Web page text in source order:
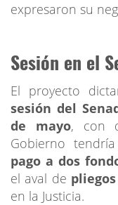
expresaron su
Sesión en el
El proyecto
sesión del
de mayo, con
Gobierno
pago a dos
el aval de
en la Justicia.